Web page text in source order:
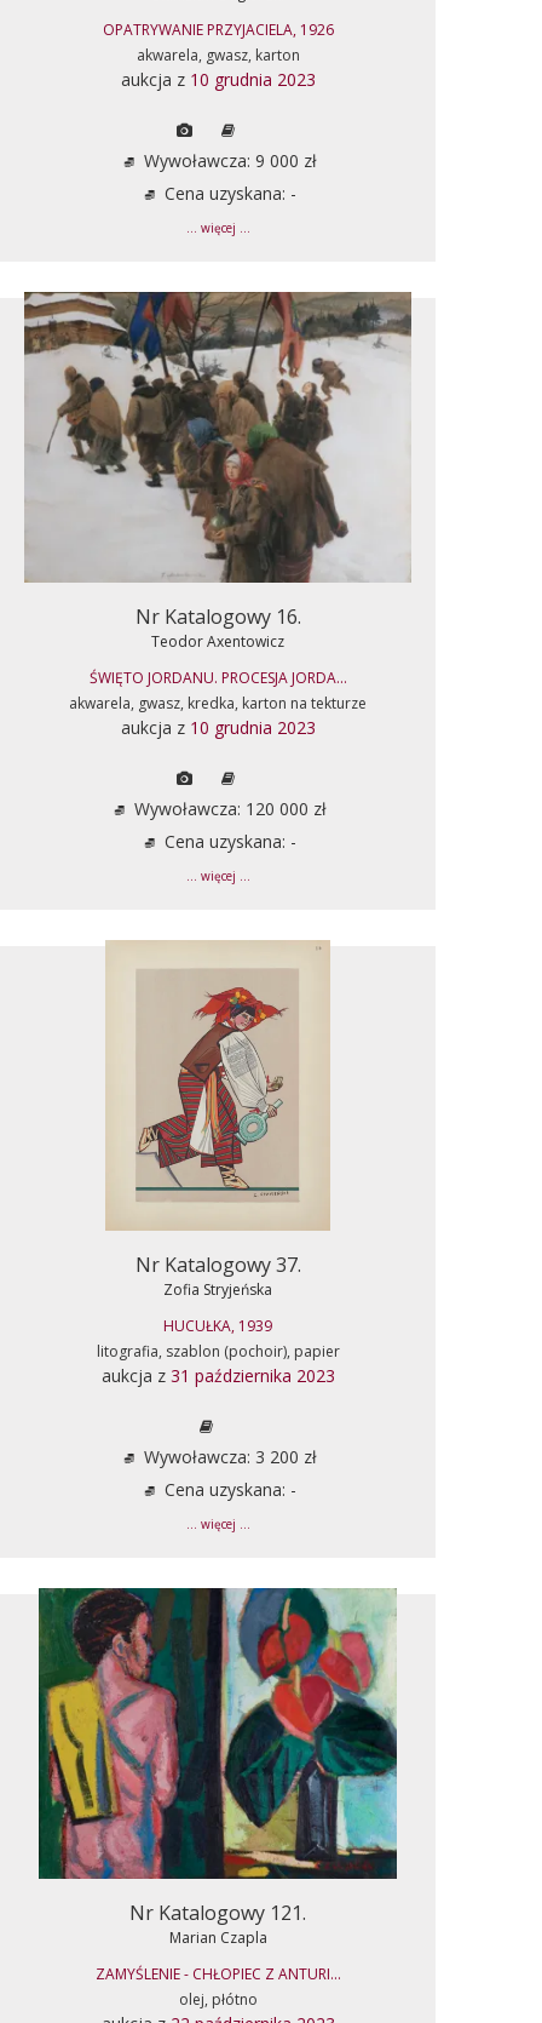
OPATRYWANIE PRZYJACIELA, 1926
akwarela, gwasz, karton
aukcja z 10 grudnia 2023
Wywoławcza: 9 000 zł
Cena uzyskana: -
... więcej ...
Nr Katalogowy 16.
Teodor Axentowicz
ŚWIĘTO JORDANU. PROCESJA JORDA...
akwarela, gwasz, kredka, karton na tekturze
aukcja z 10 grudnia 2023
Wywoławcza: 120 000 zł
Cena uzyskana: -
... więcej ...
Nr Katalogowy 37.
Zofia Stryjeńska
HUCUŁKA, 1939
litografia, szablon (pochoir), papier
aukcja z 31 października 2023
Wywoławcza: 3 200 zł
Cena uzyskana: -
... więcej ...
Nr Katalogowy 121.
Marian Czapla
ZAMYŚLENIE - CHŁOPIEC Z ANTURI...
olej, płótno